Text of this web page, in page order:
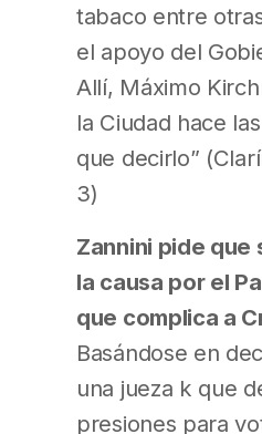
tabaco entre
el apoyo del
Allí, Máximo
la Ciudad hace
que decirlo”
3)
Zannini pide que
la causa por el
que complica a
Basándose en
una jueza k que
presiones para